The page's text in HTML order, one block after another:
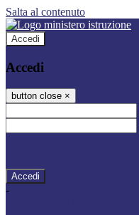
Salta al contenuto
Accedi
Accedi
button close ×
-